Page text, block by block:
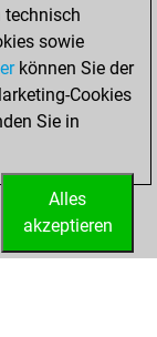
technisch
sowie
können Sie der
Cookies
Sie in
Alles
akzeptieren